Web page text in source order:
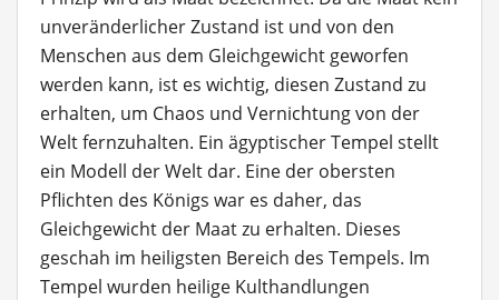
unveränderlicher Zustand ist und von den
Menschen aus dem Gleichgewicht geworfen
werden kann, ist es wichtig, diesen Zustand zu
erhalten, um Chaos und Vernichtung von der
Welt fernzuhalten. Ein ägyptischer Tempel stellt
ein Modell der Welt dar. Eine der obersten
Pflichten des Königs war es daher, das
Gleichgewicht der Maat zu erhalten. Dieses
geschah im heiligsten Bereich des Tempels. Im
Tempel wurden heilige Kulthandlungen